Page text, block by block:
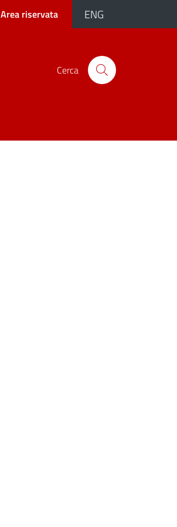
Area riservata ENG
Cerca